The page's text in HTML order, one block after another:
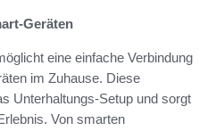
Geräten
eine einfache Verbindung
im Zuhause. Diese
Unterhaltungs-Setup und sorgt
Von smarten